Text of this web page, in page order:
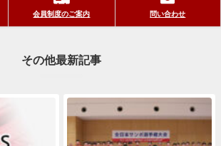
会員制度のご案内 問い合わせ
その他最新記事